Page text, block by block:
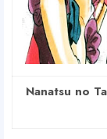
Nanatsu no